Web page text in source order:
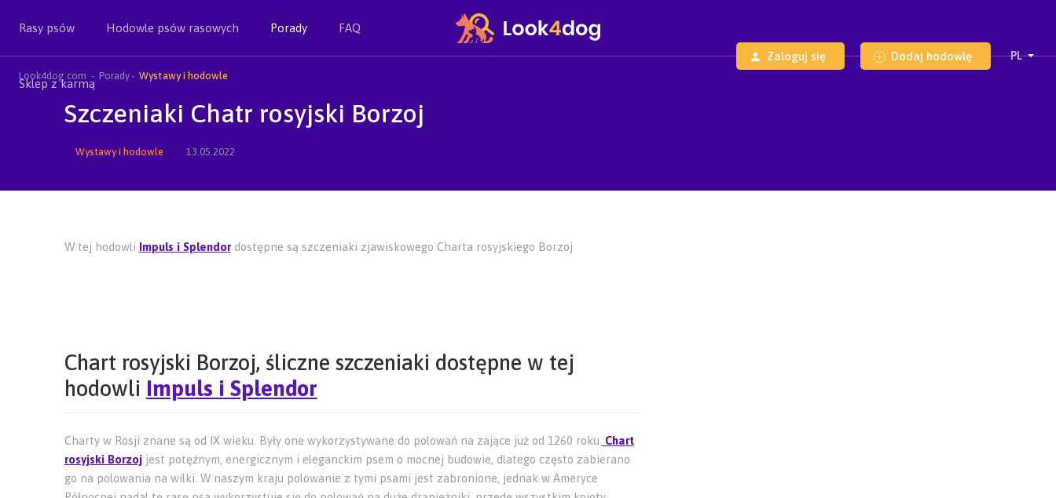
Rasy psów Hodowle psów rasowych Porady FAQ
Sklep z karmą
Zaloguj się Dodaj hodowlę
Look4dog.com Porady Wystawy i hodowle
Szczeniaki Chatr rosyjski Borzoj
Wystawy i hodowle 13.05.2022
W tej hodowli Impuls i Splendordostępne są szczeniaki zjawiskowego Charta rosyjskiego Borzoj
Chart rosyjski Borzoj, śliczne szczeniaki dostępne w tej
hodowli Impuls i Splendor
Charty w Rosji znane są od IX wieku. Były one wykorzystywane do polowań na zające już od 1260 roku. Chart
rosyjski Borzojjest potężnym, energicznym i eleganckim psem o mocnej budowie, dlatego często zabierano
go na polowania na wilki. W naszym kraju polowanie z tymi psami jest zabronione, jednak w Ameryce